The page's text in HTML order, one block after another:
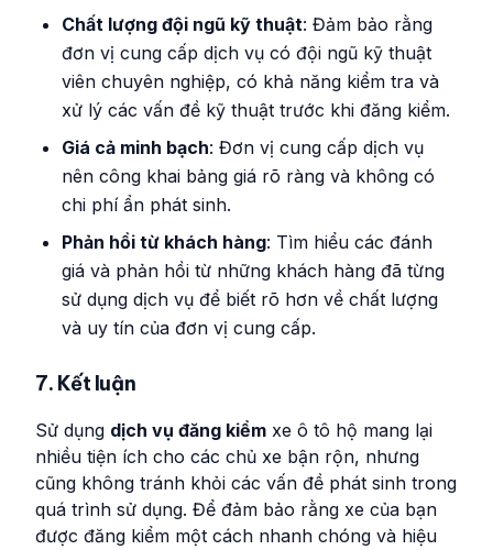
Chất lượng đội ngũ kỹ thuật: Đảm bảo rằng
đơn vị cung cấp dịch vụ có đội ngũ kỹ thuật
viên chuyên nghiệp, có khả năng kiểm tra và
xử lý các vấn đề kỹ thuật trước khi đăng kiểm.
Giá cả minh bạch: Đơn vị cung cấp dịch vụ
nên công khai bảng giá rõ ràng và không có
chi phí ẩn phát sinh.
Phản hồi từ khách hàng: Tìm hiểu các đánh
giá và phản hồi từ những khách hàng đã từng
sử dụng dịch vụ để biết rõ hơn về chất lượng
và uy tín của đơn vị cung cấp.
7. Kết luận
Sử dụng dịch vụ đăng kiểm xe ô tô hộ mang lại
nhiều tiện ích cho các chủ xe bận rộn, nhưng
cũng không tránh khỏi các vấn đề phát sinh trong
quá trình sử dụng. Để đảm bảo rằng xe của bạn
được đăng kiểm một cách nhanh chóng và hiệu